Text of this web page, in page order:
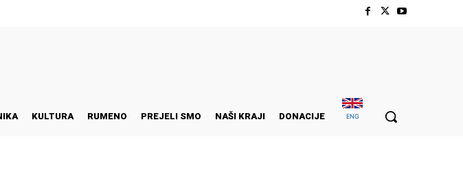
KULTURA RUMENO PREJELI SMO NAŠI KRAJI DONACIJE ENG